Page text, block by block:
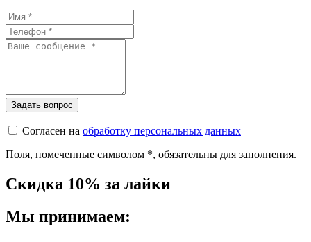
Согласен на обработку персональных данных
Поля, помеченные символом *, обязательны для заполнения.
Скидка 10% за лайки
Мы принимаем: